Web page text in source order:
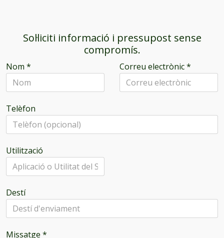
Sol·liciti informació i pressupost sense
compromís.
Nom * Correu electrònic*
Telèfon
Utilització
Destí
Missatge *